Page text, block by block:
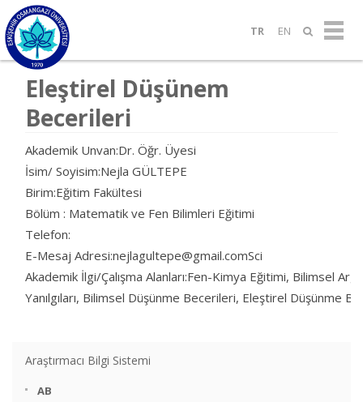
TR EN
Eleştirel Düşünem
Becerileri
Akademik Unvan:Dr. Öğr. Üyesi
İsim/ Soyisim:Nejla GÜLTEPE
Birim:Eğitim Fakültesi
Bölüm : Matematik ve Fen Bilimleri Eğitimi
Telefon:
E-Mesaj Adresi:nejlagultepe@gmail.comSci
Akademik İlgi/Çalışma Alanları:Fen-Kimya Eğitimi, Bilimsel
Yanılgıları, Bilimsel Düşünme Becerileri, Eleştirel Düşünme
Araştırmacı Bilgi Sistemi
AB